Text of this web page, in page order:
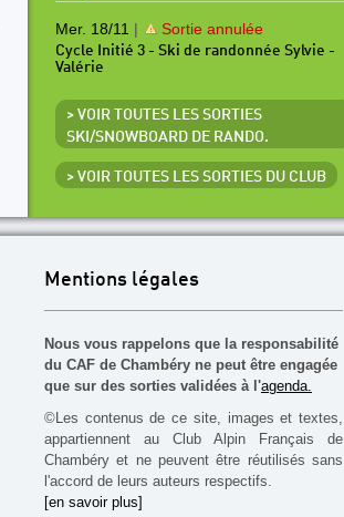
Mer. 18/11 | Sortie annulée
Cycle Initié 3 - Ski de randonnée Sylvie -
Valérie
> VOIR TOUTES LES SORTIES
SKI/SNOWBOARD DE RANDO.
> VOIR TOUTES LES SORTIES DU CLUB
Mentions légales
Nous vous rappelons que la responsabilité
du CAF de Chambéry ne peut être engagée
que sur des sorties validées à l'agenda.
©Les contenus de ce site, images et textes,
appartiennent au Club Alpin Français de
Chambéry et ne peuvent être réutilisés sans
l'accord de leurs auteurs respectifs.
[en savoir plus]